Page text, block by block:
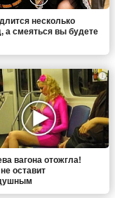
несколько
а смеяться вы будете
i
вагона отожгла!
оставит